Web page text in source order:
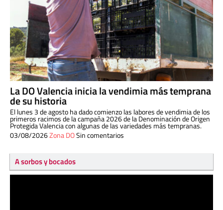
La DO Valencia inicia la vendimia más temprana
de su historia
El lunes 3 de agosto ha dado comienzo las labores de vendimia de los
primeros racimos de la campaña 2026 de la Denominación de Origen
Protegida Valencia con algunas de las variedades más tempranas.
03/08/2026Zona DOSin comentarios
A sorbos y bocados